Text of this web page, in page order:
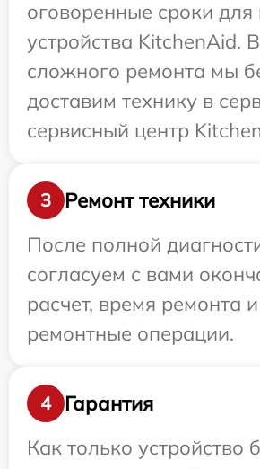
оговоренные сроки для
устройства KitchenAid.
сложного ремонта мы
доставим технику в
сервисный центр
3
Ремонт техники
После полной
согласуем с вами
расчет, время ремонта
ремонтные операции.
4
Гарантия
Как только устройство